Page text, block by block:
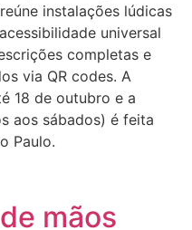
instalações lúdicas
universal
completas e
via QR codes. A
18 de outubro e a
aos sábados) é feita
Paulo.
mãos